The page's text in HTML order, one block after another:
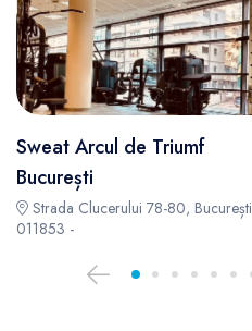
Sweat Arcul de Triumf
București
Strada Clucerului 78-80, București
011853 -